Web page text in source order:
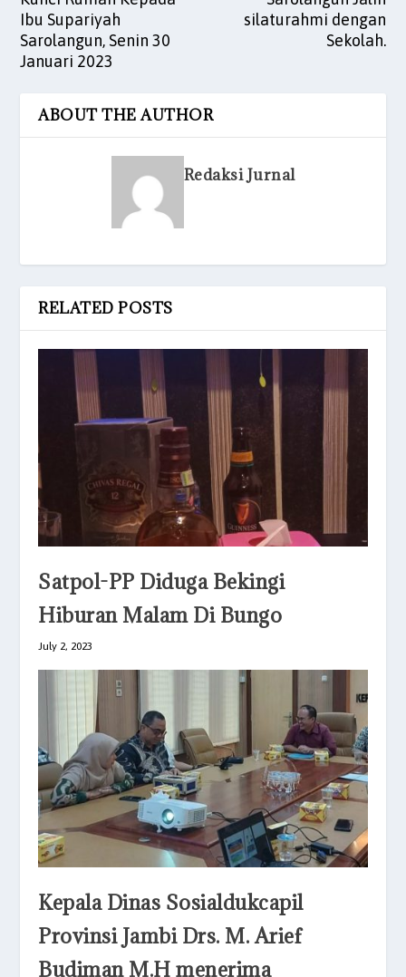
Ibu Supariyah
Sarolangun, Senin 30
Januari 2023
silaturahmi dengan
Sekolah.
ABOUT THE AUTHOR
Redaksi Jurnal
RELATED POSTS
Satpol-PP Diduga Bekingi
Hiburan Malam Di Bungo
July 2, 2023
Kepala Dinas Sosialdukcapil
Provinsi Jambi Drs. M. Arief
Budiman M.H menerima